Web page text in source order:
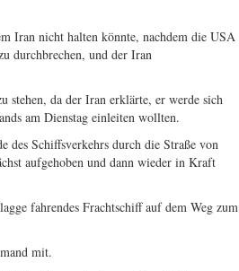
Iran nicht halten könnte, nachdem die USA
durchbrechen, und der Iran
stehen, da der Iran erklärte, er werde sich
am Dienstag einleiten wollten.
des Schiffsverkehrs durch die Straße von
aufgehoben und dann wieder in Kraft
fahrendes Frachtschiff auf dem Weg zum
mit.